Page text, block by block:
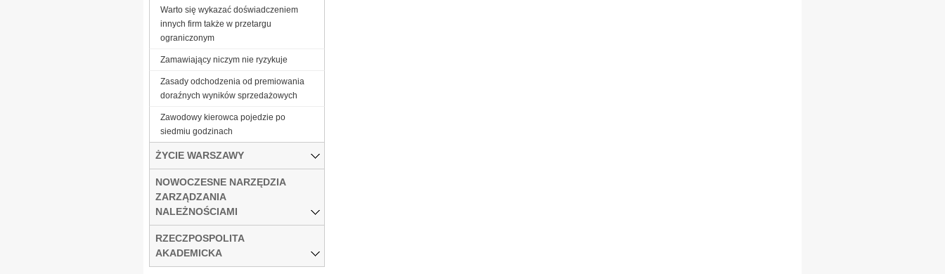
Warto się wykazać doświadczeniem
innych firm także w przetargu
ograniczonym
Zamawiający niczym nie ryzykuje
Zasady odchodzenia od premiowania
doraźnych wyników sprzedażowych
Zawodowy kierowca pojedzie po
siedmiu godzinach
ŻYCIE WARSZAWY
NOWOCZESNE NARZĘDZIA
ZARZĄDZANIA
NALEŻNOŚCIAMI
RZECZPOSPOLITA
AKADEMICKA